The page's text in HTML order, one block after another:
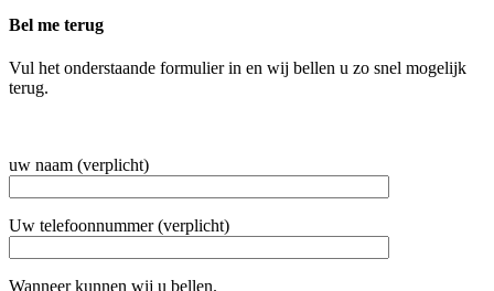
Bel me terug
Vul het onderstaande formulier in en wij bellen u zo snel mogelijk
terug.
uw naam (verplicht)
Uw telefoonnummer (verplicht)
Wanneer kunnen wij u bellen.